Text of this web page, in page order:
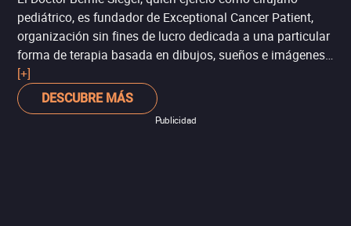
pediátrico, es fundador de Exceptional Cancer Patient,
organización sin fines de lucro dedicada a una particular
forma de terapia basada en dibujos, sueños e imágenes
para el tratamiento emocional de los pacientes. Las
emociones son un factor importante, según Siegel, en el
estado físico de los pacientes. Por lo tanto, la idea es
[+]
DESCUBRE MÁS
Publicidad